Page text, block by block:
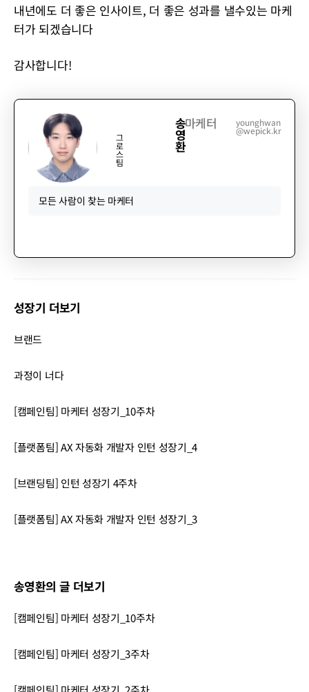
내년에도 더 좋은 인사이트, 더 좋은 성과를 낼수있는 마케
터가 되겠습니다
감사합니다!
그
로
스
팀
송
영
환
마케터 younghwan
@wepick.kr
모든 사람이 찾는 마케터
송영환의 글 더보기
[캠페인팀] 마케터 성장기_10주차
[캠페인팀] 마케터 성장기_3주차
성장기 더보기
브랜드
과정이 너다
[캠페인팀] 마케터 성장기_10주차
[플랫폼팀] AX 자동화 개발자 인턴 성장기_4
[브랜딩팀] 인턴 성장기 4주차
[플랫폼팀] AX 자동화 개발자 인턴 성장기_3